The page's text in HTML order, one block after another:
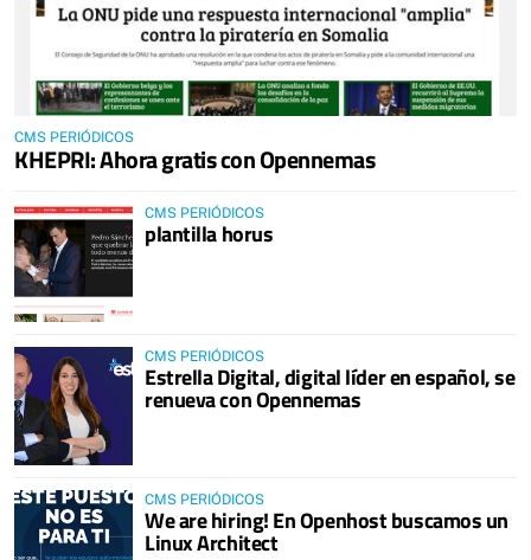
CMS PERIÓDICOS
KHEPRI: Ahora gratis con Opennemas
CMS PERIÓDICOS
plantilla horus
CMS PERIÓDICOS
Estrella Digital, digital líder en español, se
renueva con Opennemas
CMS PERIÓDICOS
We are hiring! En Openhost buscamos un
Linux Architect